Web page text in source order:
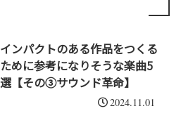
インパクトのある作品をつくる
ために参考になりそうな楽曲5
選【その③サウンド革命】
2024.11.01